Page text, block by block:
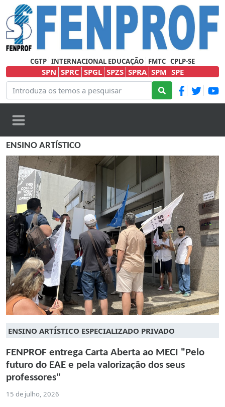
CGTP INTERNACIONAL EDUCAÇÃO FMTC CPLP-SE
SPN SPRC SPGL SPZS SPRA SPM SPE
ENSINO ARTÍSTICO
ENSINO ARTÍSTICO ESPECIALIZADO PRIVADO
FENPROF entrega Carta Aberta ao MECI "Pelo
futuro do EAE e pela valorização dos seus
professores"
15 de julho, 2026